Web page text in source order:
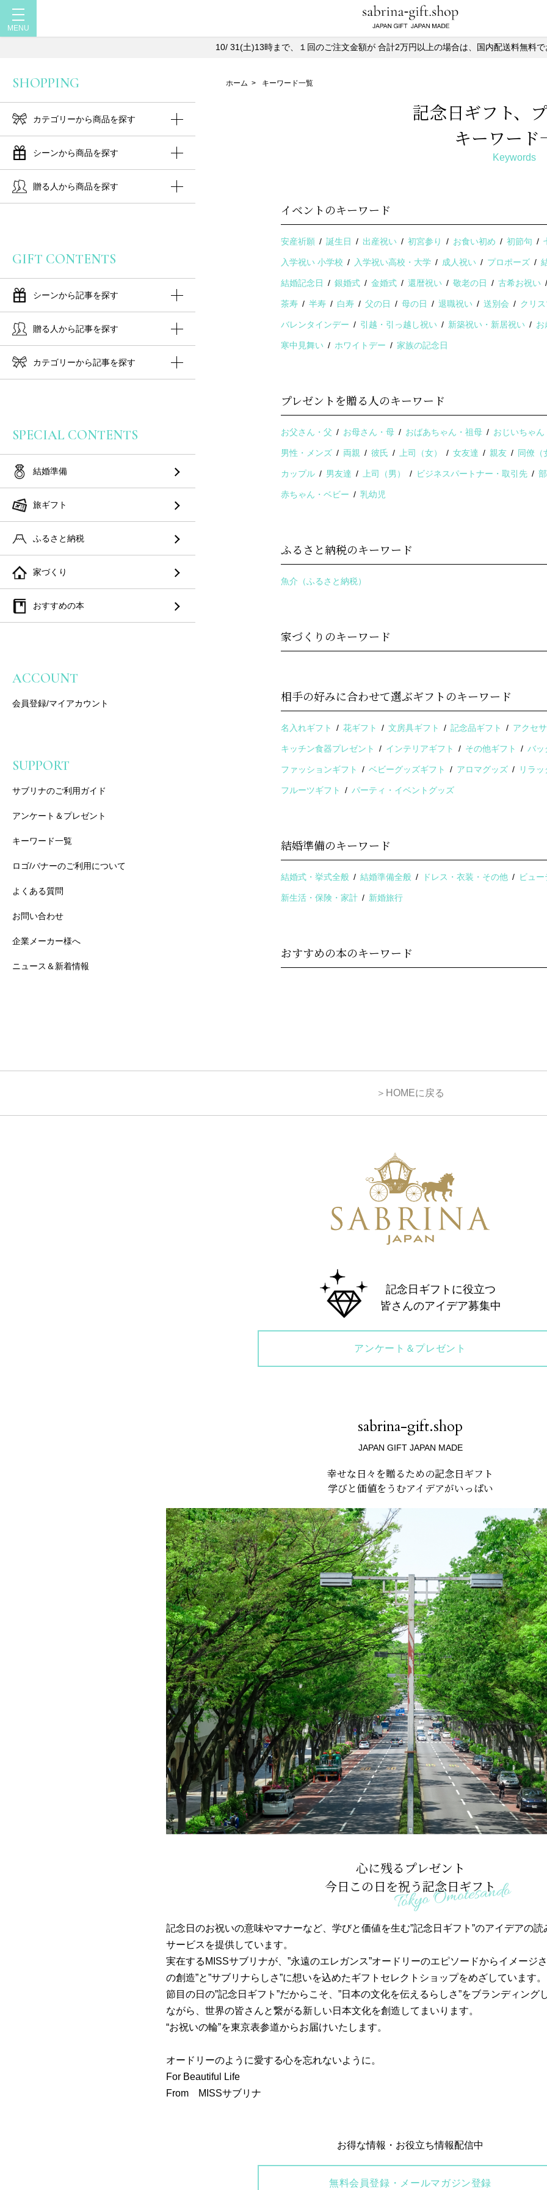
10/ 31(土)13時まで、１回のご注文金額が 合計2万円以上の場合は、国内配送料無料で
ホーム > キーワード一覧
記念日ギフト、
キーワード
Keywords
イベントのキーワード
安産祈願 誕生日 出産祝い 初宮参り お食い初め 初節句
入学祝い 小学校 入学祝い高校・大学 成人祝い プロポーズ
結婚記念日 銀婚式 金婚式 還暦祝い 敬老の日 古希お祝い
茶寿 半寿 白寿 父の日 母の日 退職祝い 送別会 クリ
バレンタインデー 引越・引っ越し祝い 新築祝い・新居祝い お
寒中見舞い ホワイトデー 家族の記念日
プレゼントを贈る人のキーワード
お父さん・父 お母さん・母 おばあちゃん・祖母 おじいちゃん
男性・メンズ 両親 彼氏 上司（女） 女友達 親友 同僚（
カップル 男友達 上司（男） ビジネスパートナー・取引先
赤ちゃん・ベビー 乳幼児
ふるさと納税のキーワード
魚介（ふるさと納税）
家づくりのキーワード
相手の好みに合わせて選ぶギフトのキーワード
名入れギフト 花ギフト 文房具ギフト 記念品ギフト アクセ
キッチン食器プレゼント インテリアギフト その他ギフト バッ
ファッションギフト ベビーグッズギフト アロマグッズ リラ
フルーツギフト パーティ・イベントグッズ
結婚準備のキーワード
結婚式・挙式全般 結婚準備全般 ドレス・衣装・その他 ビュ
新生活・保険・家計 新婚旅行
おすすめの本のキーワード
SHOPPING
カテゴリーから商品を探す
シーンから商品を探す
贈る人から商品を探す
GIFT CONTENTS
シーンから記事を探す
贈る人から記事を探す
カテゴリーから記事を探す
SPECIAL CONTENTS
結婚準備
旅ギフト
ふるさと納税
家づくり
おすすめの本
ACCOUNT
会員登録/マイアカウント
SUPPORT
サブリナのご利用ガイド
アンケート＆プレゼント
キーワード一覧
ロゴ/バナーのご利用について
よくある質問
お問い合わせ
企業メーカー様へ
ニュース＆新着情報
＞HOMEに戻る
記念日ギフトに役立つ
皆さんのアイデア募集中
アンケート＆プレゼント
sabrina-gift.shop
JAPAN GIFT JAPAN MADE
幸せな日々を贈るための記念日ギフト
学びと価値をうむアイデアがいっぱい
心に残るプレゼント
今日この日を祝う記念日ギフト
記念日のお祝いの意味やマナーなど、学びと価値を生む”記念日ギフト”のアイデアの
サービスを提供しています。
実在するMISSサブリナが、”永遠のエレガンス”オードリーのエピソードからイメージ
の創造”と”サブリナらしさ”に想いを込めたギフトセレクトショップをめざしています。
節目の日の”記念日ギフト”だからこそ、”日本の文化を伝えるらしさ”をブランディング
ながら、世界の皆さんと繋がる新しい日本文化を創造してまいります。
“お祝いの輪”を東京表参道からお届けいたします。
オードリーのように愛する心を忘れないように。
For Beautiful Life
From MISSサブリナ
お得な情報・お役立ち情報配信中
無料会員登録・メールマガジン登録